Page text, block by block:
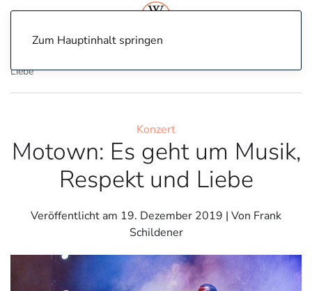
Zum Hauptinhalt springen
Liebe
Konzert
Motown: Es geht um Musik,
Respekt und Liebe
Veröffentlicht am 19. Dezember 2019 | Von Frank
Schildener